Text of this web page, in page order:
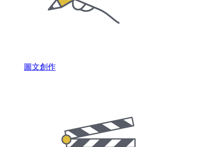
圖文創作